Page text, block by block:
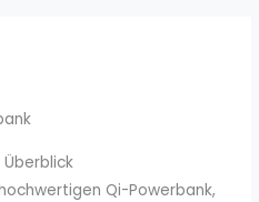
Qi-Powerbank,